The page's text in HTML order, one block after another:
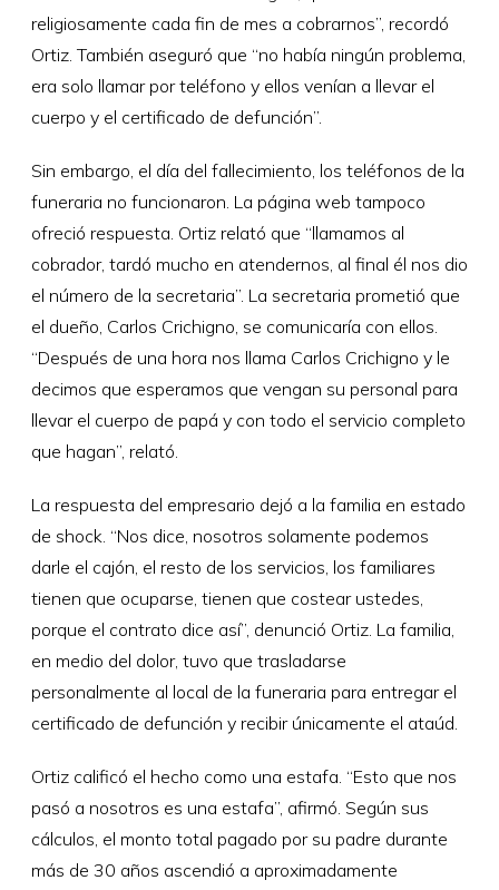
religiosamente cada fin de mes a cobrarnos”, recordó
Ortiz. También aseguró que “no había ningún problema,
era solo llamar por teléfono y ellos venían a llevar el
cuerpo y el certificado de defunción”.
Sin embargo, el día del fallecimiento, los teléfonos de la
funeraria no funcionaron. La página web tampoco
ofreció respuesta. Ortiz relató que “llamamos al
cobrador, tardó mucho en atendernos, al final él nos dio
el número de la secretaria”. La secretaria prometió que
el dueño, Carlos Crichigno, se comunicaría con ellos.
“Después de una hora nos llama Carlos Crichigno y le
decimos que esperamos que vengan su personal para
llevar el cuerpo de papá y con todo el servicio completo
que hagan”, relató.
La respuesta del empresario dejó a la familia en estado
de shock. “Nos dice, nosotros solamente podemos
darle el cajón, el resto de los servicios, los familiares
tienen que ocuparse, tienen que costear ustedes,
porque el contrato dice así”, denunció Ortiz. La familia,
en medio del dolor, tuvo que trasladarse
personalmente al local de la funeraria para entregar el
certificado de defunción y recibir únicamente el ataúd.
Ortiz calificó el hecho como una estafa. “Esto que nos
pasó a nosotros es una estafa”, afirmó. Según sus
cálculos, el monto total pagado por su padre durante
más de 30 años ascendió a aproximadamente